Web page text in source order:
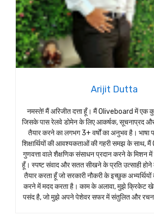
Arijit Dutta
नमस्ते! मैं अरिजीत दत्ता हूँ। मैं Oliveboard में एक
जिसके पास रेलवे डोमेन के लिए आकर्षक, सूचनाप्रद और
तैयार करने का लगभग 3+ वर्षों का अनुभव है।
शिक्षार्थियों की आवश्यकताओं की गहरी समझ के
गुणवत्ता वाले शैक्षणिक संसाधन प्रदान करने के मिशन में
हूँ। स्पष्ट संवाद और सतत सीखने के प्रति उत्साही
तैयार करता हूँ जो सरकारी नौकरी के इच्छुक
करने में मदद करता है। काम के अलावा, मुझे क्रिकेट
पसंद है, जो मुझे अपने पेशेवर सफर में संतुलित और